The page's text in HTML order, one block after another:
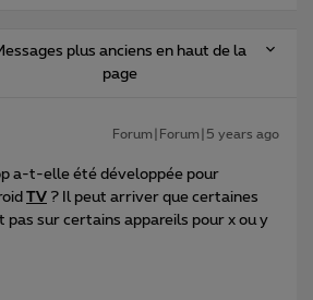
plus anciens en haut de la
page
Forum|Forum|5 years ago
a-t-elle été développée pour
TV ? Il peut arriver que certaines
pas sur certains appareils pour x ou y